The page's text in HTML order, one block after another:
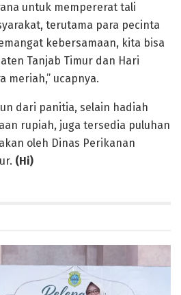
untuk mempererat tali
terutama para pecinta
kebersamaan, kita bisa
Tanjab Timur dan Hari
meriah,” ucapnya.
dari panitia, selain hadiah
rupiah, juga tersedia puluhan
oleh Dinas Perikanan
(Hi)